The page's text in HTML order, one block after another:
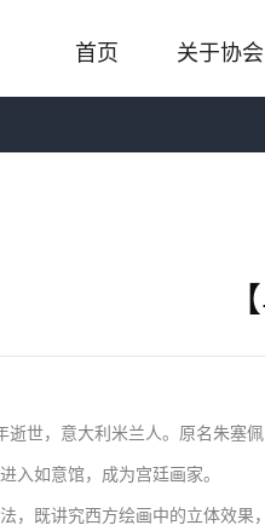
首页 关于协会
世，意大利米兰人。原名朱塞
入如意馆，成为宫廷画家。
，既讲究西方绘画中的立体效